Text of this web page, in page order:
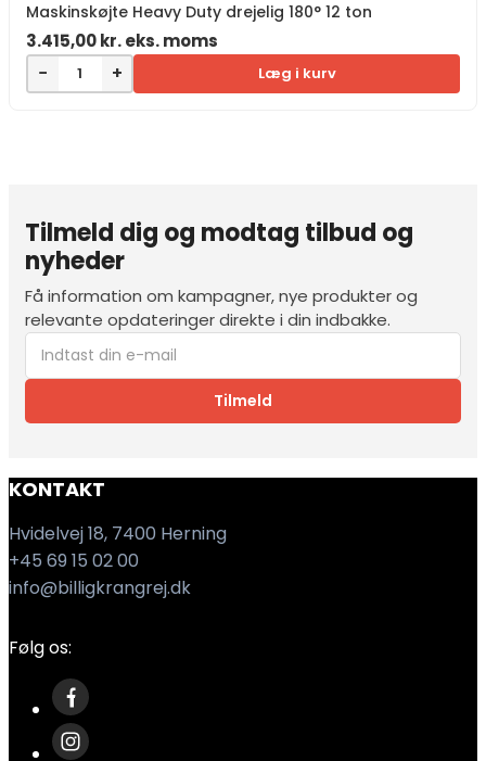
Maskinskøjte Heavy Duty drejelig 180° 12 ton
3.415,00kr.eks. moms
− + Læg i kurv
Tilmeld dig og modtag tilbud og
nyheder
Få information om kampagner, nye produkter og
relevante opdateringer direkte i din indbakke.
Tilmeld
KONTAKT
Hvidelvej 18, 7400 Herning
+45 69 15 02 00
info@billigkrangrej.dk
Følg os: